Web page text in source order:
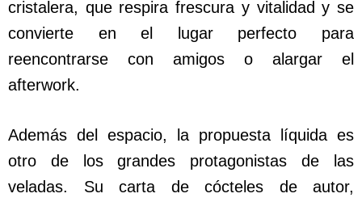
cristalera, que respira frescura y vitalidad y se
convierte en el lugar perfecto para
reencontrarse con amigos o alargar el
afterwork.
Además del espacio, la propuesta líquida es
otro de los grandes protagonistas de las
veladas. Su carta de cócteles de autor,